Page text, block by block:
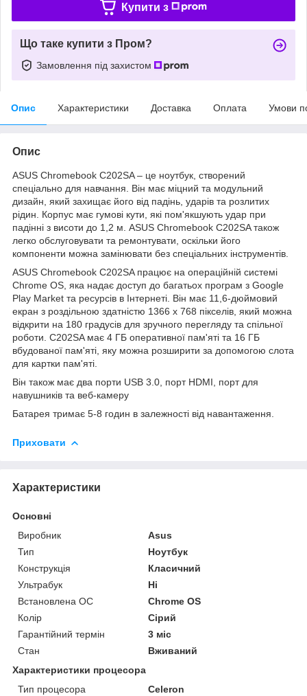
Купити з
Що таке купити з Пром?
Замовлення під захистом
Опис Характеристики Доставка Оплата Умови
Опис
ASUS Chromebook C202SA – це ноутбук, створений
спеціально для навчання. Він має міцний та модульний
дизайн, який захищає його від падінь, ударів та розлитих
рідин. Корпус має гумові кути, які пом'якшують удар при
падінні з висоти до 1,2 м. ASUS Chromebook C202SA також
легко обслуговувати та ремонтувати, оскільки його
компоненти можна замінювати без спеціальних інструментів.
ASUS Chromebook C202SA працює на операційній системі
Chrome OS, яка надає доступ до багатьох програм з Google
Play Market та ресурсів в Інтернеті. Він має 11,6-дюймовий
екран з роздільною здатністю 1366 x 768 пікселів, який можна
відкрити на 180 градусів для зручного перегляду та спільної
роботи. C202SA має 4 ГБ оперативної пам'яті та 16 ГБ
вбудованої пам'яті, яку можна розширити за допомогою слота
для картки пам'яті.
Він також має два порти USB 3.0, порт HDMI, порт для
навушників та веб-камеру
Батарея тримає 5-8 годин в залежності від навантаження.
Приховати
Характеристики
Основні
Виробник
Asus
Тип
Ноутбук
Конструкція
Класичний
Ультрабук
Ні
Встановлена ОС
Chrome OS
Колір
Сірий
Гарантійний термін
3 міс
Стан
Вживаний
Характеристики процесора
Тип процесора
Celeron